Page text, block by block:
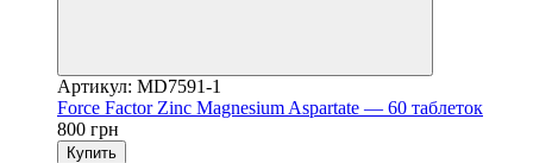
Артикул: MD7591-1
Force Factor Zinc Magnesium Aspartate — 60 таблеток
800 грн
Купить